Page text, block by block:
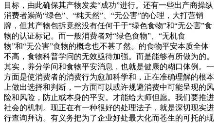
目标，由此确保其产物发卖“成功”进行。还有一些出产商操纵
消费者崇尚“绿色”、“纯天然”、“无公害”的心理，大打营销
牌，但其产物包拆竟然没有任何干于“绿色食物”和“无公害”食
物的认证标记。而一般消费者对“绿色食物”、“无机食
物”和“无公害”食物的概念也不甚了然。的食物平安本质全体
不高，食物科普学问的无效亟待加强。而是能够有所做为的。
其实，养分学问和食物平安消息，也就是健康的糊口体例。一
方面是使消费者的消费行为愈加科学和，正在准确理解的根本
上做出选择和判断，一方面可以或许规避消费中可能呈现的风
险和风险，防止或本身的平安。才能给大师但愿。我们要推进
社会的机制。现正在有一种很好的处理法子，就是深切现实进
行查询拜访。有义务把为了企业好处最大化而苍生的可托的现